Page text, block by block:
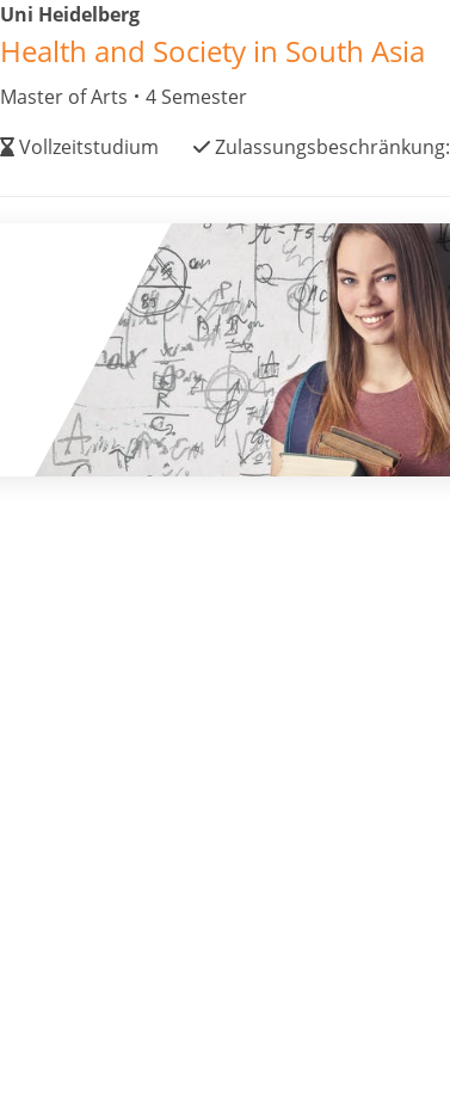
Uni Heidelberg
Health and Society in South Asia
Master of Arts
4 Semester
Vollzeitstudium
Zulassungsbeschränkung: